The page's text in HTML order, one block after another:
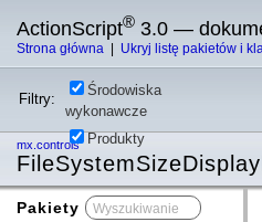
ActionScript® 3.0 —
Strona główna Ukryj listę pakietów i
Filtry:
Środowiska
wykonawcze
Produkty
mx.controls
Pakiety